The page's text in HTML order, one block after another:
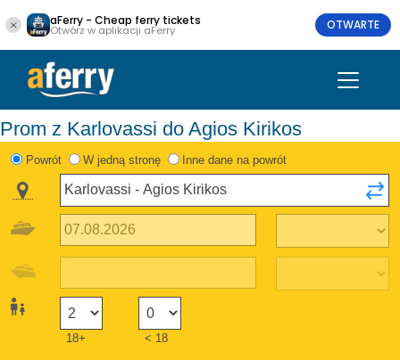
aFerry - Cheap ferry tickets
Otwórz w aplikacji aFerry OTWARTE
Prom z Karlovassi do Agios Kirikos
Powrót W jedną stronę Inne dane na powrót
18+ < 18